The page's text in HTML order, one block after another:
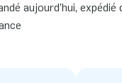
aujourd’hui, expédié